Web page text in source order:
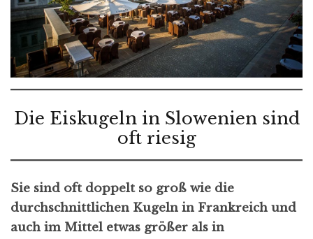
Die Eiskugeln in Slowenien sind
oft riesig
Sie sind oft doppelt so groß wie die
durchschnittlichen Kugeln in Frankreich und
auch im Mittel etwas größer als in